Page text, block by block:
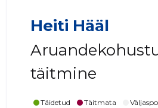
Heiti Hääl
täitmine
Täidetud Täitmata